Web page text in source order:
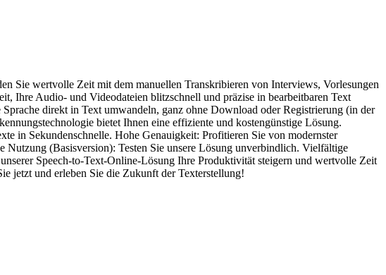
Sie wertvolle Zeit mit dem manuellen Transkribieren von Interviews, Vorlesungen
Ihre Audio- und Videodateien blitzschnell und präzise in bearbeitbaren Text
direkt in Text umwandeln, ganz ohne Download oder Registrierung (in der
bietet Ihnen eine effiziente und kostengünstige Lösung.
in Sekundenschnelle. Hohe Genauigkeit: Profitieren Sie von modernster
(Basisversion): Testen Sie unsere Lösung unverbindlich. Vielfältige
Speech-to-Text-Online-Lösung Ihre Produktivität steigern und wertvolle Zeit
jetzt und erleben Sie die Zukunft der Texterstellung!